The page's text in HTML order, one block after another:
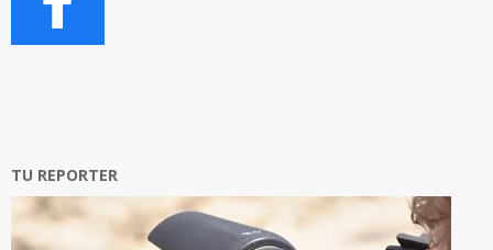
TU REPORTER